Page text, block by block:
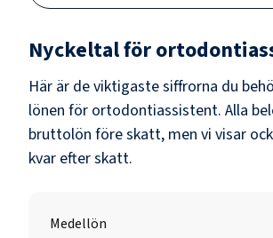
Nyckeltal för
Här är de viktigaste siffrorna du
lönen för ortodontiassistent. Alla
bruttolön före skatt, men vi visar
kvar efter skatt.
Medellön